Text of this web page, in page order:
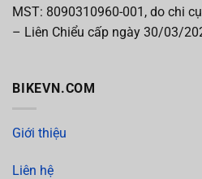
MST: 8090310960-001, do chi
– Liên Chiểu cấp ngày 30/03/
BIKEVN.COM
Giới thiệu
Liên hệ